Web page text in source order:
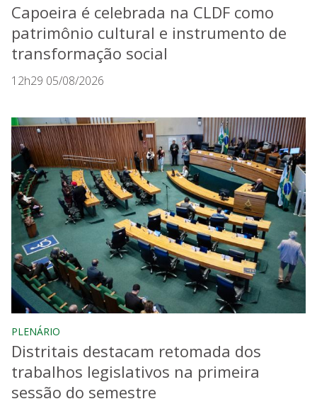
Capoeira é celebrada na CLDF como
patrimônio cultural e instrumento de
transformação social
12h29 05/08/2026
PLENÁRIO
Distritais destacam retomada dos
trabalhos legislativos na primeira
sessão do semestre